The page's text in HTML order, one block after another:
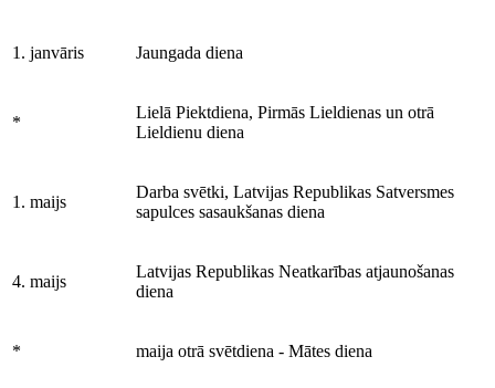
1. janvāris Jaungada diena
*
Lielā Piektdiena, Pirmās Lieldienas un otrā
Lieldienu diena
1. maijs
Darba svētki, Latvijas Republikas Satversmes
sapulces sasaukšanas diena
4. maijs
Latvijas Republikas Neatkarības atjaunošanas
diena
* maija otrā svētdiena - Mātes diena